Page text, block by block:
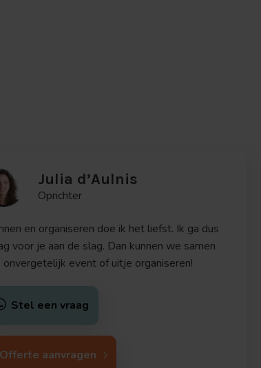
Julia d’Aulnis
Oprichter
en organiseren doe ik het liefst. Ik ga dus
voor je aan de slag. Dan kunnen we samen
onvergetelijk event of uitje organiseren!
Stel een vraag
Offerte aanvragen